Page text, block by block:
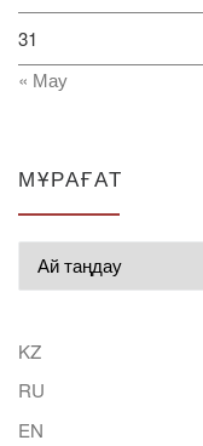
31
« Мау
МҰРАҒАТ
KZ
RU
EN